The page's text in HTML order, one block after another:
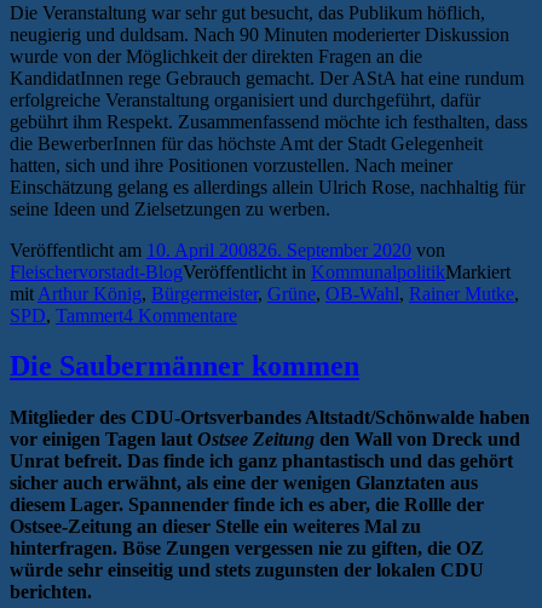
Die Veranstaltung war sehr gut besucht, das Publikum höflich,
neugierig und duldsam. Nach 90 Minuten moderierter Diskussion
wurde von der Möglichkeit der direkten Fragen an die
KandidatInnen rege Gebrauch gemacht. Der AStA hat eine rundum
erfolgreiche Veranstaltung organisiert und durchgeführt, dafür
gebührt ihm Respekt. Zusammenfassend möchte ich festhalten, dass
die BewerberInnen für das höchste Amt der Stadt Gelegenheit
hatten, sich und ihre Positionen vorzustellen. Nach meiner
Einschätzung gelang es allerdings allein Ulrich Rose, nachhaltig für
seine Ideen und Zielsetzungen zu werben.
Veröffentlicht am 10. April 200826. September 2020 von
Fleischervorstadt-BlogVeröffentlicht in KommunalpolitikMarkiert
mit Arthur König, Bürgermeister, Grüne, OB-Wahl, Rainer Mutke,
SPD, Tammert4 Kommentare
Die Saubermänner kommen
Mitglieder des CDU-Ortsverbandes Altstadt/Schönwalde haben
vor einigen Tagen laut Ostsee Zeitung den Wall von Dreck und
Unrat befreit. Das finde ich ganz phantastisch und das gehört
sicher auch erwähnt, als eine der wenigen Glanztaten aus
diesem Lager. Spannender finde ich es aber, die Rollle der
Ostsee-Zeitung an dieser Stelle ein weiteres Mal zu
hinterfragen. Böse Zungen vergessen nie zu giften, die OZ
würde sehr einseitig und stets zugunsten der lokalen CDU
berichten.